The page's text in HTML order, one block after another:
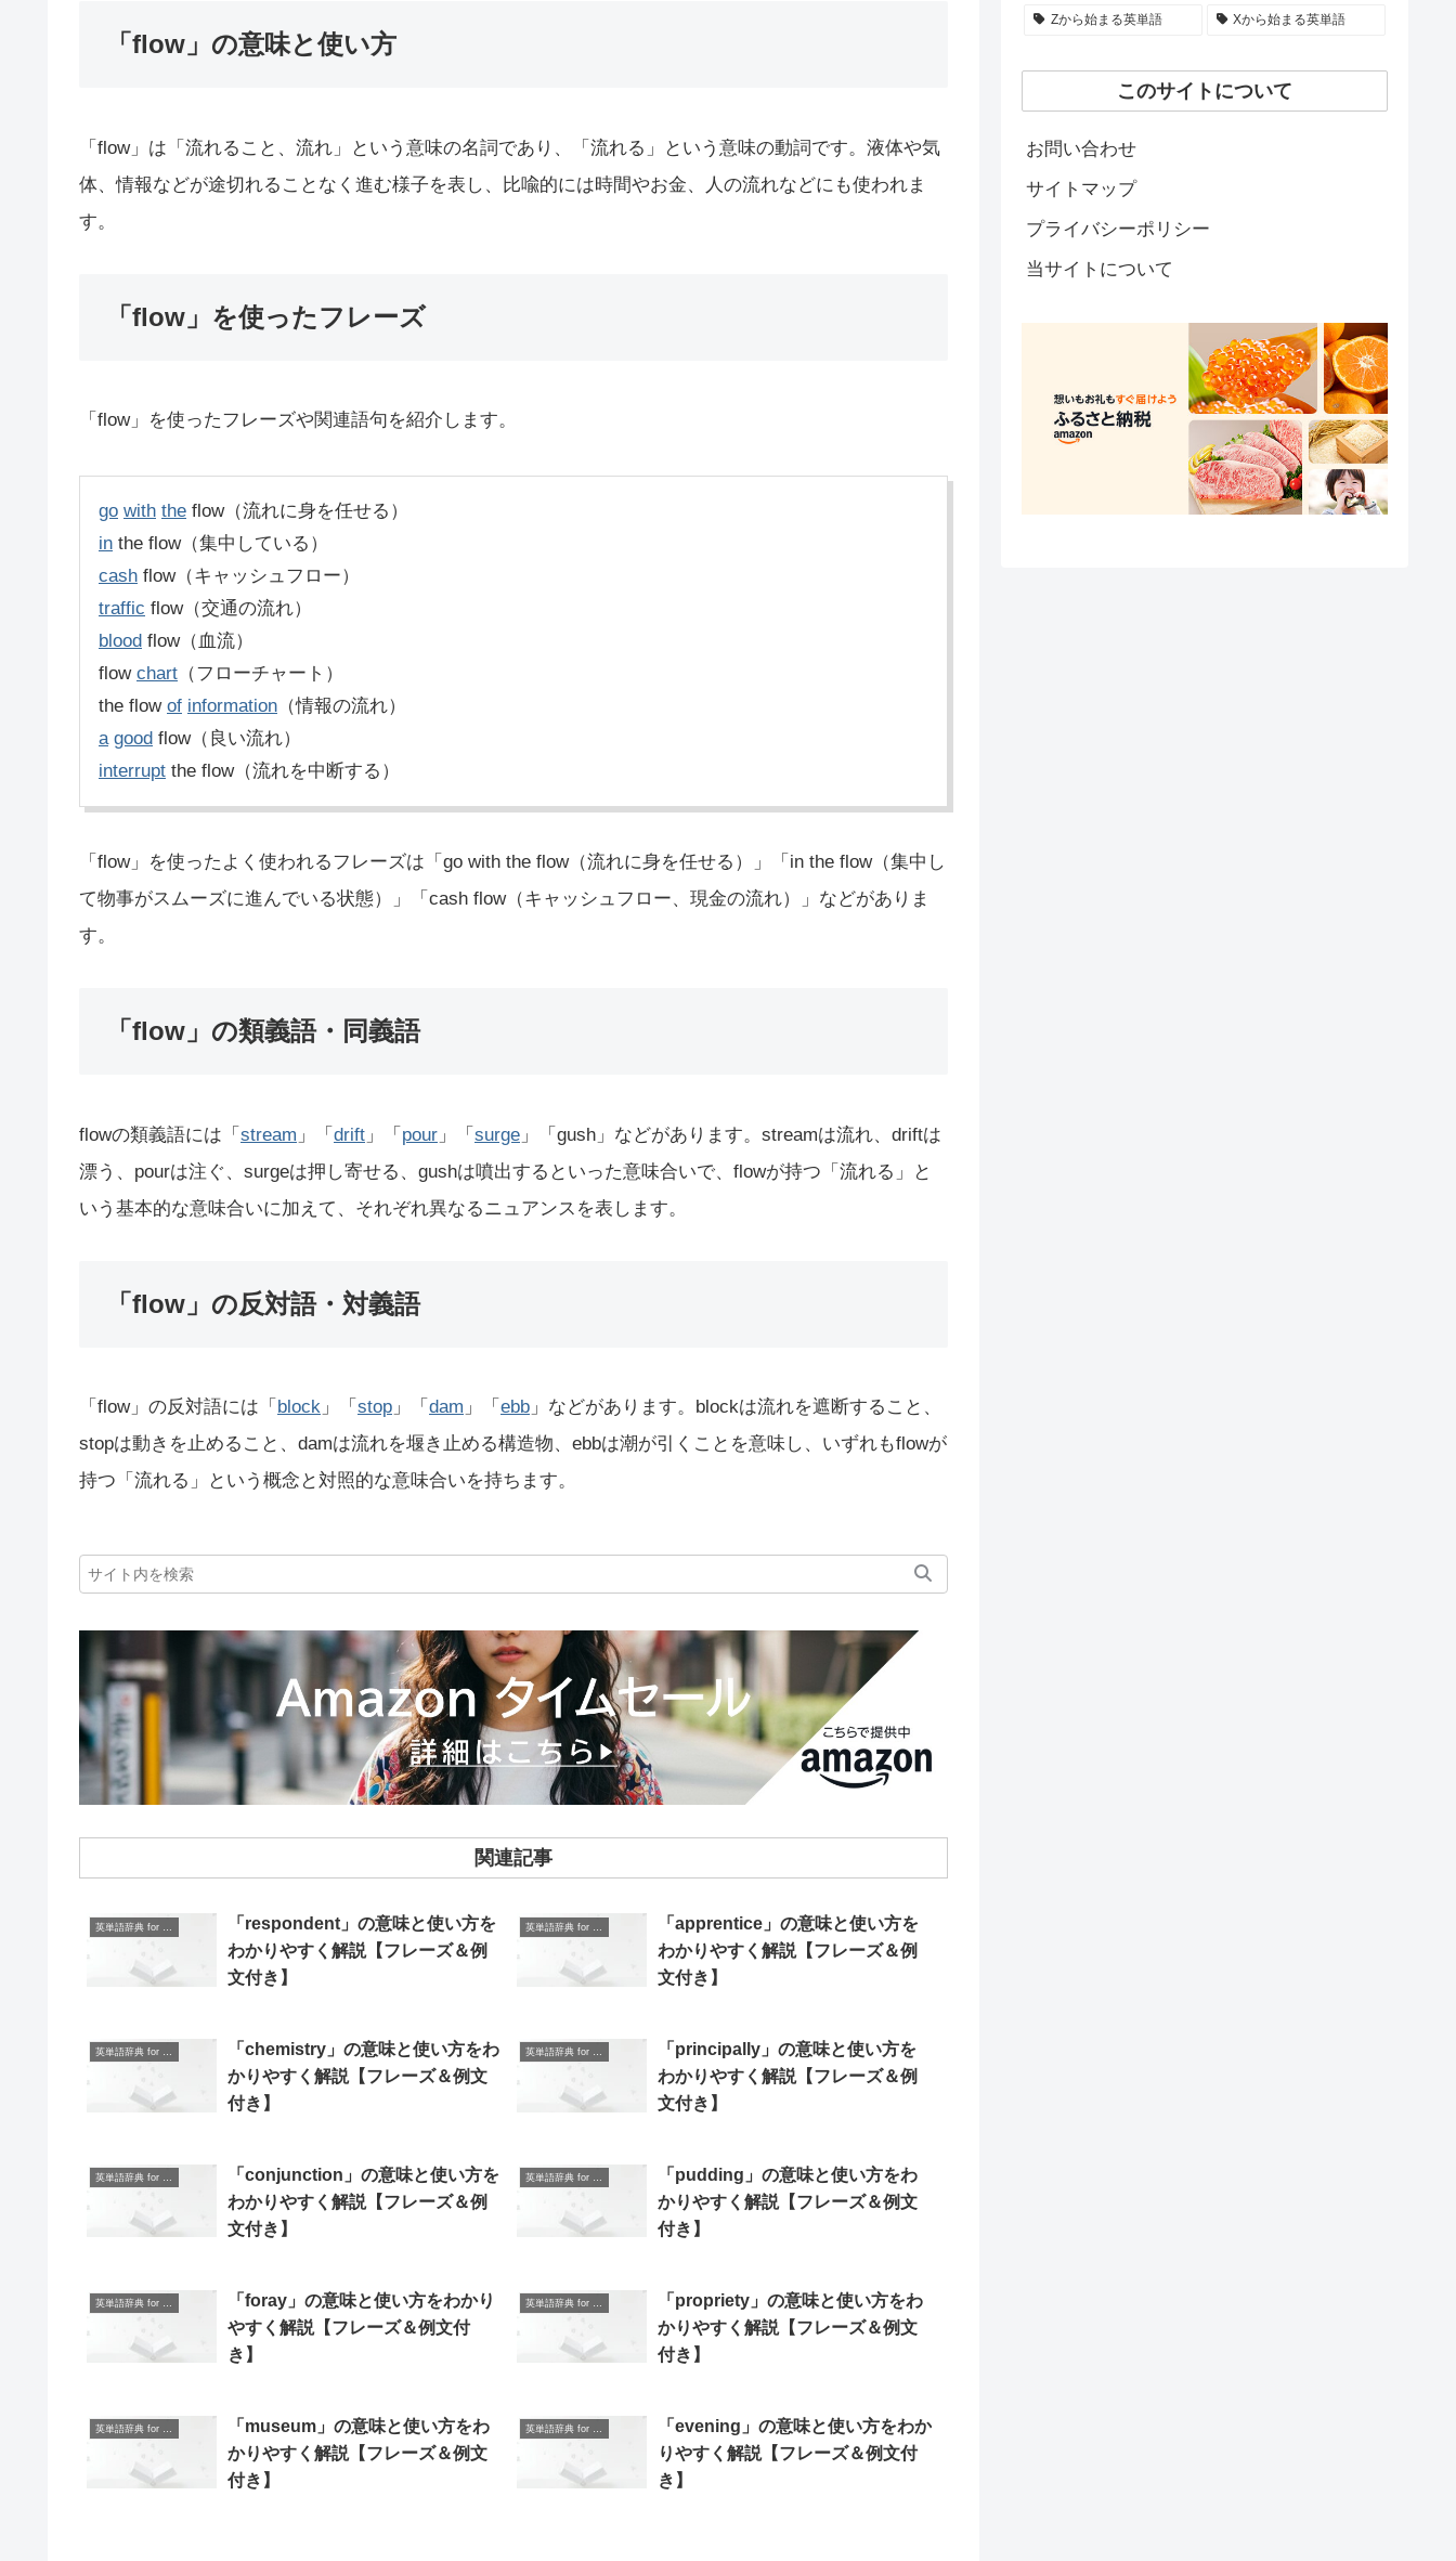
「flow」の意味と使い方
「flow」は「流れること、流れ」という意味の名詞であり、「流れる」という意味の動詞です。液体や気
体、情報などが途切れることなく進む様子を表し、比喩的には時間やお金、人の流れなどにも使われま
す。
「flow」を使ったフレーズ
「flow」を使ったフレーズや関連語句を紹介します。
go with the flow（流れに身を任せる）
in the flow（集中している）
cash flow（キャッシュフロー）
traffic flow（交通の流れ）
blood flow（血流）
flow chart （フローチャート）
the flow of information （情報の流れ）
a good flow（良い流れ）
interrupt the flow（流れを中断する）
「flow」を使ったよく使われるフレーズは「go with the flow（流れに身を任せる）」「in the flow（集中し
て物事がスムーズに進んでいる状態）」「cash flow（キャッシュフロー、現金の流れ）」などがありま
す。
「flow」の類義語・同義語
flowの類義語には「 stream 」「 drift 」「 pour 」「 surge 」「gush」などがあります。streamは流れ、driftは
漂う、pourは注ぐ、surgeは押し寄せる、gushは噴出するといった意味合いで、flowが持つ「流れる」と
いう基本的な意味合いに加えて、それぞれ異なるニュアンスを表します。
「flow」の反対語・対義語
「flow」の反対語には「 block 」「 stop 」「 dam 」「 ebb 」などがあります。blockは流れを遮断すること、
stopは動きを止めること、damは流れを堰き止める構造物、ebbは潮が引くことを意味し、いずれもflowが
持つ「流れる」という概念と対照的な意味合いを持ちます。
関連記事
「respondent」の意味と使い方を
わかりやすく解説【フレーズ＆例
文付き】
「apprentice」の意味と使い方を
わかりやすく解説【フレーズ＆例
文付き】
英単語辞典 for Beginners
「chemistry」の意味と使い方をわ
かりやすく解説【フレーズ＆例文
付き】
英単語辞典 for Beginners
「principally」の意味と使い方を
わかりやすく解説【フレーズ＆例
文付き】
英単語辞典 for Beginners
「conjunction」の意味と使い方を
わかりやすく解説【フレーズ＆例
文付き】
英単語辞典 for Beginners
「pudding」の意味と使い方をわ
かりやすく解説【フレーズ＆例文
付き】
「foray」の意味と使い方をわかり
やすく解説【フレーズ＆例文付
き】
「propriety」の意味と使い方をわ
かりやすく解説【フレーズ＆例文
付き】
「museum」の意味と使い方をわ
かりやすく解説【フレーズ＆例文
付き】
「evening」の意味と使い方をわか
りやすく解説【フレーズ＆例文付
き】
Zから始まる英単語 Xから始まる英単語
このサイトについて
お問い合わせ
サイトマップ
プライバシーポリシー
当サイトについて